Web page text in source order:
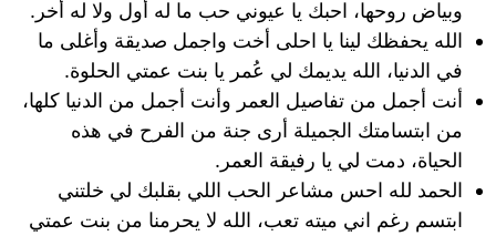
وبياض روحها، احبك يا عيوني حب ما له أول ولا له أخر.
الله يحفظك لينا يا احلى أخت واجمل صديقة وأغلى ما
في الدنيا، الله يديمك لي عُمر يا بنت عمتي الحلوة.
أنت أجمل من تفاصيل العمر وأنت أجمل من الدنيا كلها،
من ابتسامتك الجميلة أرى جنة من الفرح في هذه
الحياة، دمت لي يا رفيقة العمر.
الحمد لله احس مشاعر الحب اللي بقلبك لي خلتني
ابتسم رغم اني ميته تعب، الله لا يحرمنا من بنت عمتي